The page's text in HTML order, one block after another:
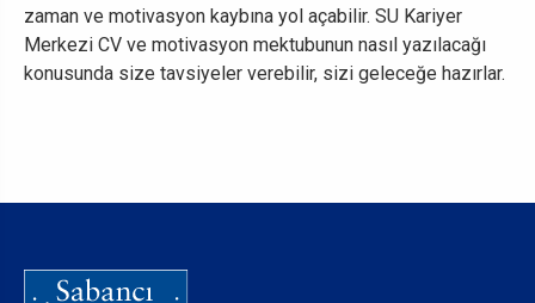
zaman ve motivasyon kaybına yol açabilir. SU Kariyer
Merkezi CV ve motivasyon mektubunun nasıl yazılacağı
konusunda size tavsiyeler verebilir, sizi geleceğe hazırlar.